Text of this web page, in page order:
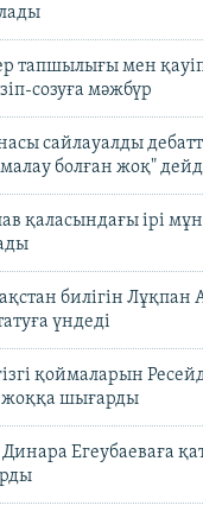
тапшылығы мен
созуға мәжбүр
сайлауалды
болған жоқ"
қаласындағы ірі
билігін Лұқпан
үндеді
қоймаларын
жоққа шығарды
Динара Егеубаеваға